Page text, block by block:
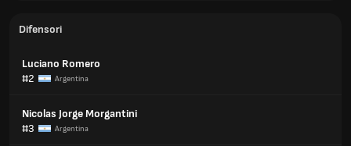
Difensori
Luciano Romero
#2
Argentina
Nicolas Jorge Morgantini
#3
Argentina